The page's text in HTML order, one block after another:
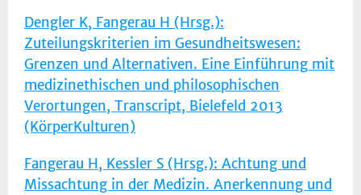
Dengler K, Fangerau H (Hrsg.):
Zuteilungskriterien im Gesundheitswesen:
Grenzen und Alternativen. Eine Einführung mit
medizinethischen und philosophischen
Verortungen, Transcript, Bielefeld 2013
(KörperKulturen)
Fangerau H, Kessler S (Hrsg.): Achtung und
Missachtung in der Medizin. Anerkennung und